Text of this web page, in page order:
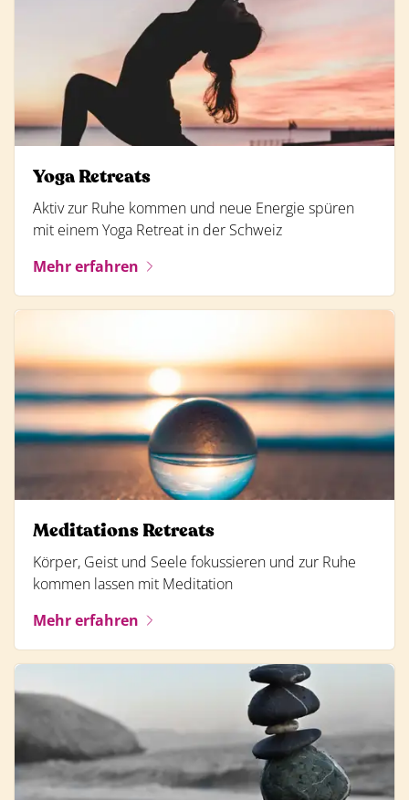
Yoga Retreats
Aktiv zur Ruhe kommen und neue Energie spüren
mit einem Yoga Retreat in der Schweiz
Mehr erfahren
Meditations Retreats
Körper, Geist und Seele fokussieren und zur Ruhe
kommen lassen mit Meditation
Mehr erfahren